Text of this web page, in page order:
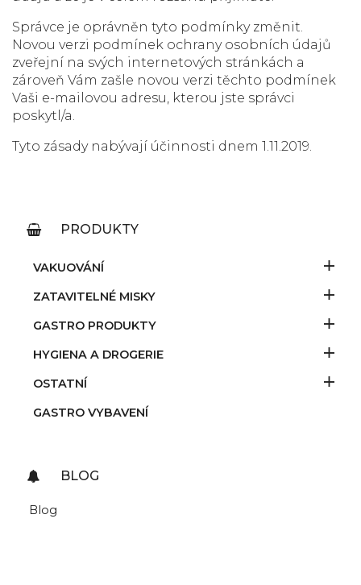
Správce je oprávněn tyto podmínky změnit.
Novou verzi podmínek ochrany osobních údajů
zveřejní na svých internetových stránkách a
zároveň Vám zašle novou verzi těchto podmínek
Vaši e-mailovou adresu, kterou jste správci
poskytl/a.
Tyto zásady nabývají účinnosti dnem 1.11.2019.
PRODUKTY
VAKUOVÁNÍ
ZATAVITELNÉ MISKY
GASTRO PRODUKTY
HYGIENA A DROGERIE
OSTATNÍ
GASTRO VYBAVENÍ
BLOG
Blog